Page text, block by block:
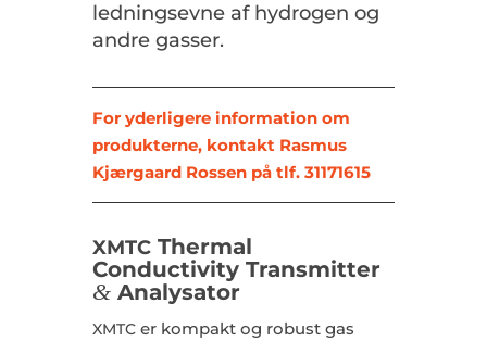
ledningsevne af hydrogen og
andre gasser.
For yderligere information om
produkterne, kontakt Rasmus
Kjærgaard Rossen på tlf. 31171615
XMTCThermal
Conductivity Transmitter
&Analysator
XMTCer kompakt og robust gas